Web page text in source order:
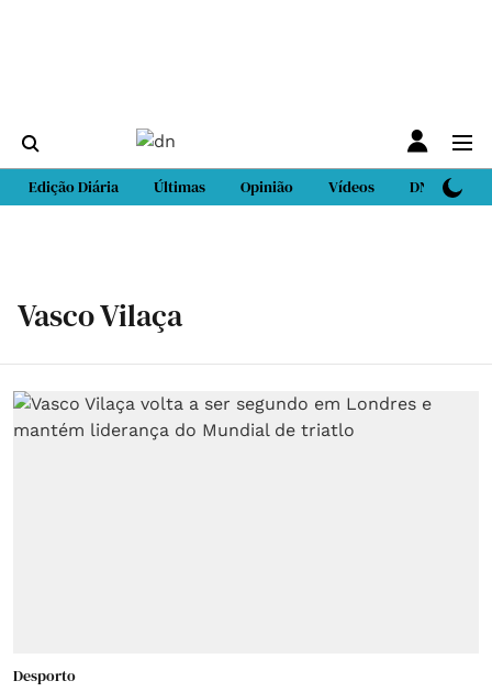
Edição Diária Últimas Opinião Vídeos DN Sport
Vasco Vilaça
Desporto